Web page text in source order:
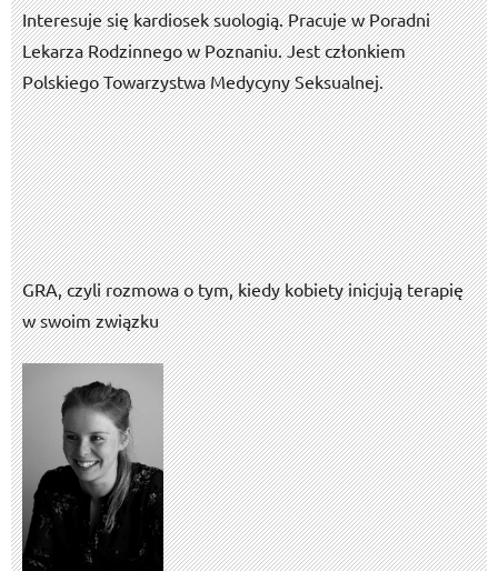
Interesuje się kardiosek suologią. Pracuje w Poradni
Lekarza Rodzinnego w Poznaniu. Jest członkiem
Polskiego Towarzystwa Medycyny Seksualnej.
GRA, czyli rozmowa o tym, kiedy kobiety inicjują terapię
w swoim związku